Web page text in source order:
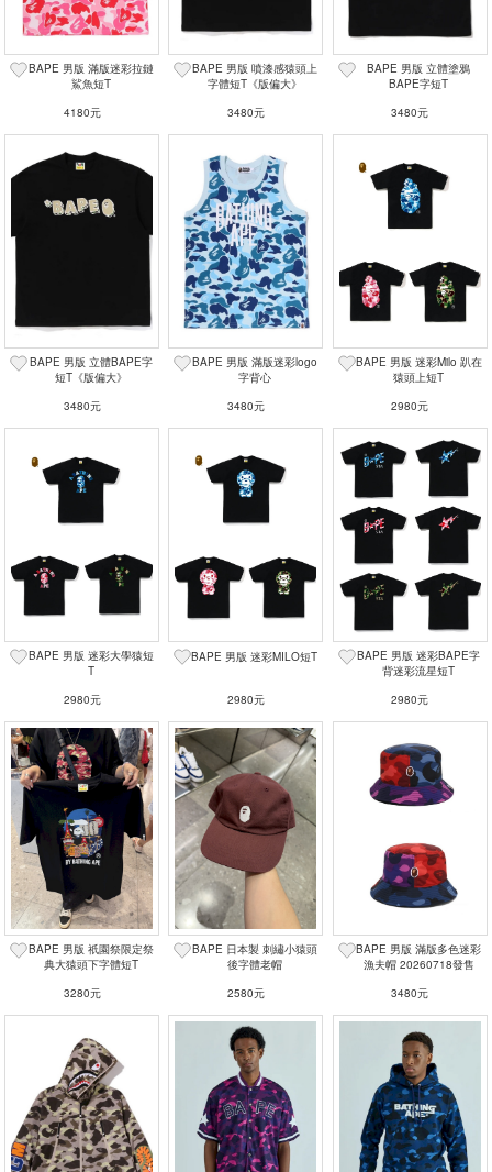
BAPE 男版 滿版迷彩拉鏈
鯊魚短T
4180元
BAPE 男版 噴漆感猿頭上
字體短T《版偏大》
3480元
BAPE 男版 立體塗鴉
BAPE字短T
3480元
BAPE 男版 立體BAPE字
短T《版偏大》
3480元
BAPE 男版 滿版迷彩logo
字背心
3480元
BAPE 男版 迷彩Milo 趴在
猿頭上短T
2980元
BAPE 男版 迷彩大學猿短
T
2980元
BAPE 男版 迷彩MILO短T
2980元
BAPE 男版 迷彩BAPE字
背迷彩流星短T
2980元
BAPE 男版 祇園祭限定祭
典大猿頭下字體短T
3280元
BAPE 日本製 刺繡小猿頭
後字體老帽
2580元
BAPE 男版 滿版多色迷彩
漁夫帽 20260718發售
3480元